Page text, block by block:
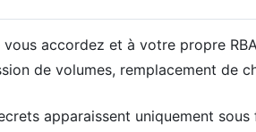
accordez et à votre propre
de volumes, remplacement de
apparaissent uniquement